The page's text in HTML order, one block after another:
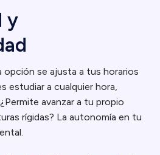
y
opción se ajusta a tus horarios
estudiar a cualquier hora,
avanzar a tu propio
rígidas? La autonomía en tu